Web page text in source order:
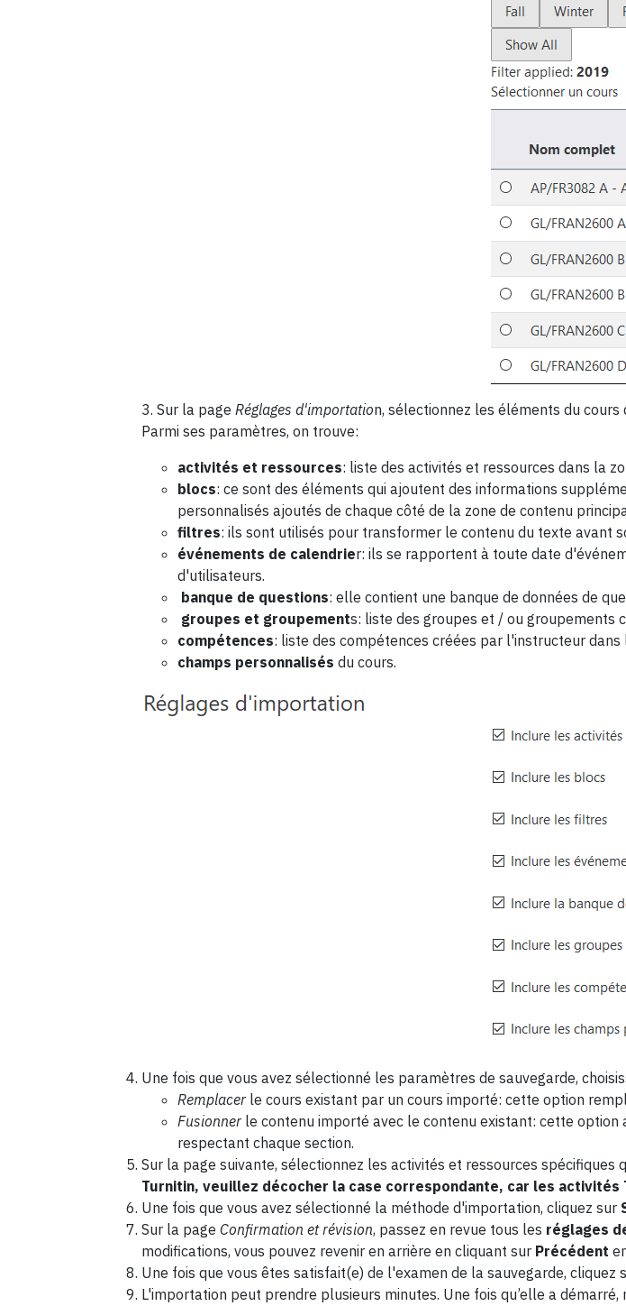
3. Sur la page Réglages d'importation, sélectionnez les éléments du
Parmi ses paramètres, on trouve:
activités et ressources: liste des activités et ressources dans la
blocs: ce sont des éléments qui ajoutent des informations
personnalisés ajoutés de chaque côté de la zone de contenu
filtres: ils sont utilisés pour transformer le contenu du texte avant
événements de calendrier: ils se rapportent à toute date
d'utilisateurs.
banque de questions: elle contient une banque de données de
groupes et groupements: liste des groupes et / ou groupements
compétences: liste des compétences créées par l'instructeur dans
champs personnalisés du cours.
Une fois que vous avez sélectionné les paramètres de sauvegarde,
Remplacer le cours existant par un cours importé: cette option
Fusionner le contenu importé avec le contenu existant: cette
respectant chaque section.
Sur la page suivante, sélectionnez les activités et ressources spécifiques
Turnitin, veuillez décocher la case correspondante, car les
Une fois que vous avez sélectionné la méthode d'importation, cliquez sur
Sur la page Confirmation et révision, passez en revue tous les réglages
modifications, vous pouvez revenir en arrière en cliquant sur Précédent
Une fois que vous êtes satisfait(e) de l'examen de la sauvegarde, cliquez
L'importation peut prendre plusieurs minutes. Une fois qu’elle a